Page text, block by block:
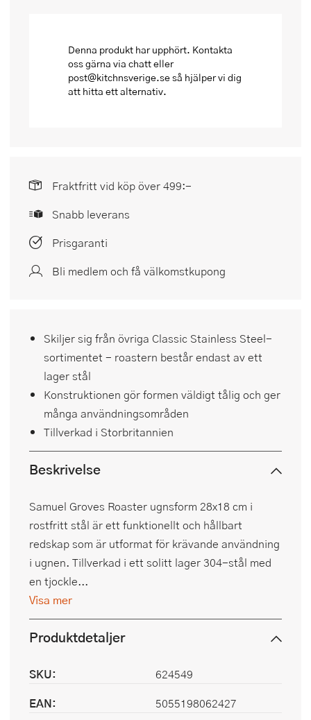
Denna produkt har upphört. Kontakta
oss gärna via chatt eller
post@kitchnsverige.se så hjälper vi dig
att hitta ett alternativ.
Fraktfritt vid köp över 499:-
Snabb leverans
Prisgaranti
Bli medlem och få välkomstkupong
Skiljer sig från övriga Classic Stainless Steel-
sortimentet - roastern består endast av ett
lager stål
Konstruktionen gör formen väldigt tålig och ger
många användningsområden
Tillverkad i Storbritannien
Beskrivelse
Samuel Groves Roaster ugnsform 28x18 cm i
rostfritt stål är ett funktionellt och hållbart
redskap som är utformat för krävande användning
i ugnen. Tillverkad i ett solitt lager 304-stål med
en tjockle...
Visa mer
Produktdetaljer
SKU:
624549
EAN:
5055198062427